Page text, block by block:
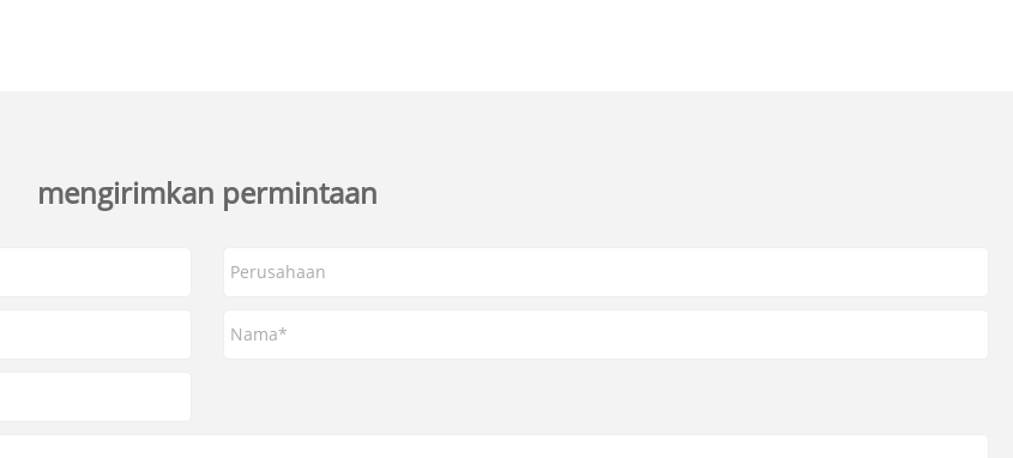
mengirimkan permintaan